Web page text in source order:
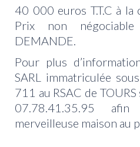
40 000 euros T.T.C à la
Prix non
DEMANDE.
Pour plus
SARL immatriculée
711 au RSAC de
07.78.41.35.95
merveilleuse maison au